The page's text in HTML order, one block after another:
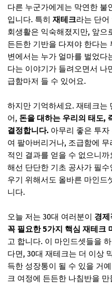
다른 누군가에게는 막연한 불
입니다. 특히 재테크라는 단어
회생활은 익숙해졌지만, 앞으
든든한 기반을 다져야 한다는
변에서는 누가 얼마를 벌었다
다는 이야기가 들려오면서 나
급함마저 들 수 있어요.
하지만 기억하세요. 재테크는
어, 돈을 대하는 우리의 태도,
결정합니다. 아무리 좋은 투
여 팔아버리거나, 조급함에
적인 결과를 얻을 수 없으니
해선 단단한 기초 공사가 필
우기 위해서도 올바른 마인드
니다.
오늘 저는 30대 여러분이 경
꼭 필요한 5가지 핵심 재테크
고 합니다. 이 마인드셋들을
다면, 30대 재테크는 더 이상
득한 성장통이 될 수 있을 거
크 여정에 든든한 나침반을 만